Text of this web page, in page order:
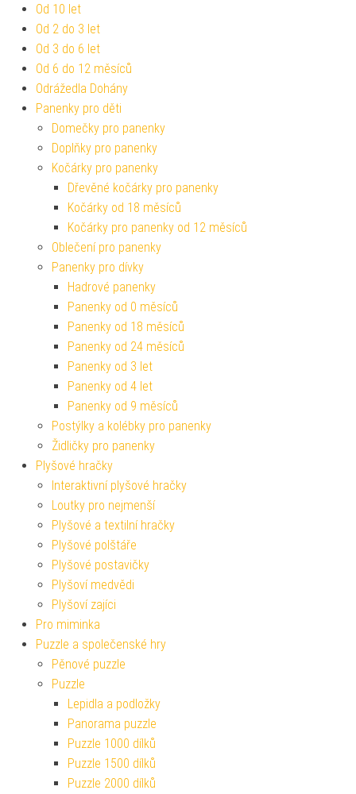
Od 10 let
Od 2 do 3 let
Od 3 do 6 let
Od 6 do 12 měsíců
Odrážedla Dohány
Panenky pro děti
Domečky pro panenky
Doplňky pro panenky
Kočárky pro panenky
Dřevěné kočárky pro panenky
Kočárky od 18 měsíců
Kočárky pro panenky od 12 měsíců
Oblečení pro panenky
Panenky pro dívky
Hadrové panenky
Panenky od 0 měsíců
Panenky od 18 měsíců
Panenky od 24 měsíců
Panenky od 3 let
Panenky od 4 let
Panenky od 9 měsíců
Postýlky a kolébky pro panenky
Židličky pro panenky
Plyšové hračky
Interaktivní plyšové hračky
Loutky pro nejmenší
Plyšové a textilní hračky
Plyšové polštáře
Plyšové postavičky
Plyšoví medvědi
Plyšoví zajíci
Pro miminka
Puzzle a společenské hry
Pěnové puzzle
Puzzle
Lepidla a podložky
Panorama puzzle
Puzzle 1000 dílků
Puzzle 1500 dílků
Puzzle 2000 dílků